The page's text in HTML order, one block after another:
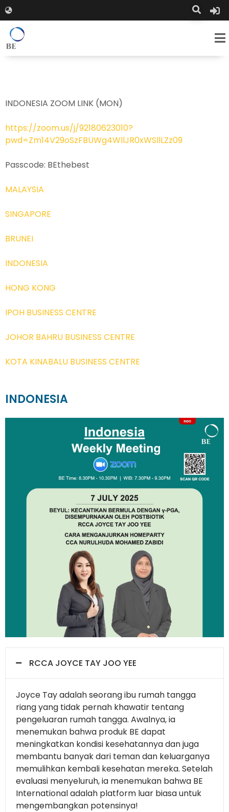
INDONESIA ZOOM LINK (MON)
https://zoom.us/j/92180623010?
pwd=Zm14V29oSzFBUWg4WllJR0xWSllLZz09
Passcode: BEthebest
MALAYSIA
SINGAPORE
BRUNEI
INDONESIA
HONG KONG
IPOH BUSINESS CENTRE
JOHOR BAHRU BUSINESS CENTRE
KOTA KINABALU BUSINESS CENTRE
INDONESIA
RCCA JOYCE TAY JOO YEE
Joyce Tay adalah seorang ibu rumah tangga
riang yang tidak pernah khawatir tentang
pengeluaran rumah tangga. Awalnya, ia
menemukan bahwa produk BE dapat
meningkatkan kondisi kesehatannya dan juga
membantu banyak dari teman dan keluarganya
memulihkan kembali kesehatan mereka. Setelah
evaluasi menyeluruh, ia menemukan bahwa BE
International adalah platform luar biasa untuk
mengembangkan potensinya!